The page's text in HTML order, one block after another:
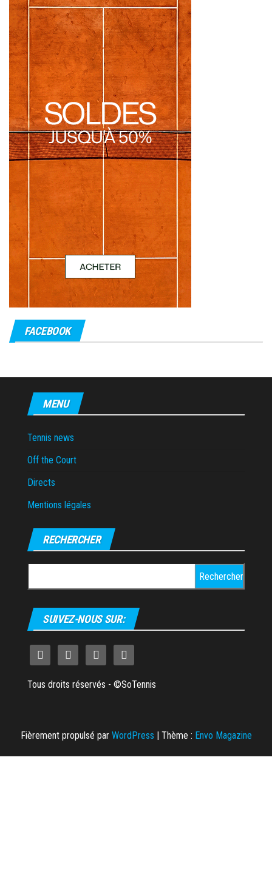
FACEBOOK
MENU
Tennis news
Off the Court
Directs
Mentions légales
RECHERCHER
SUIVEZ-NOUS SUR:
Tous droits réservés - ©SoTennis
Fièrement propulsé par WordPress | Thème : Envo Magazine